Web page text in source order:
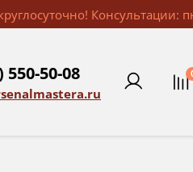
Консультации:
550-50-08